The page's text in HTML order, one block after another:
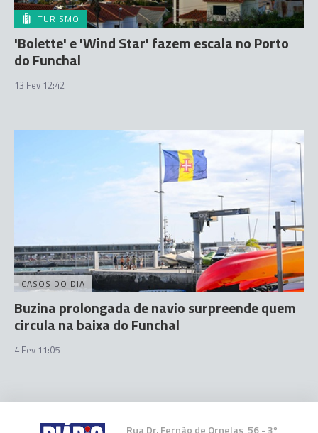
TURISMO
'Bolette' e 'Wind Star' fazem escala no Porto
do Funchal
13 Fev 12:42
CASOS DO DIA
Buzina prolongada de navio surpreende quem
circula na baixa do Funchal
4 Fev 11:05
Rua Dr. Fernão de Ornelas, 56 - 3º